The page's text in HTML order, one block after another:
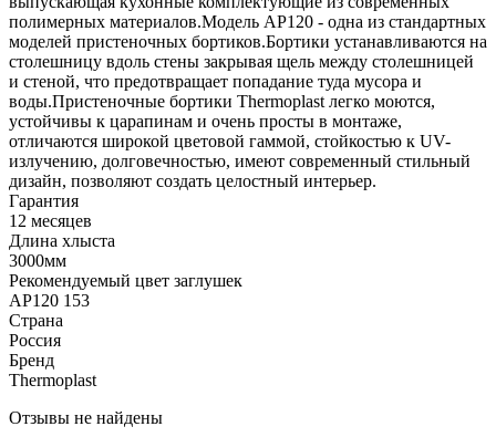
полимерных материалов.Модель АР120 - одна из стандартных
моделей пристеночных бортиков.Бортики устанавливаются на
столешницу вдоль стены закрывая щель между столешницей
и стеной, что предотвращает попадание туда мусора и
воды.Пристеночные бортики Thermoplast легко моются,
устойчивы к царапинам и очень просты в монтаже,
отличаются широкой цветовой гаммой, стойкостью к UV-
излучению, долговечностью, имеют современный стильный
дизайн, позволяют создать целостный интерьер.
Гарантия
12 месяцев
Длина хлыста
3000мм
Рекомендуемый цвет заглушек
АР120 153
Страна
Россия
Бренд
Thermoplast
Отзывы не найдены